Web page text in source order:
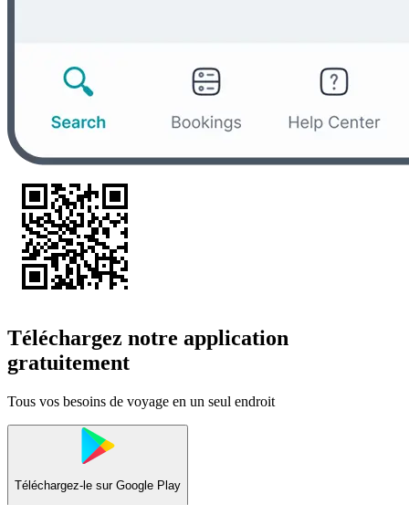
Téléchargez notre application
gratuitement
Tous vos besoins de voyage en un seul endroit
Téléchargez-le sur Google Play